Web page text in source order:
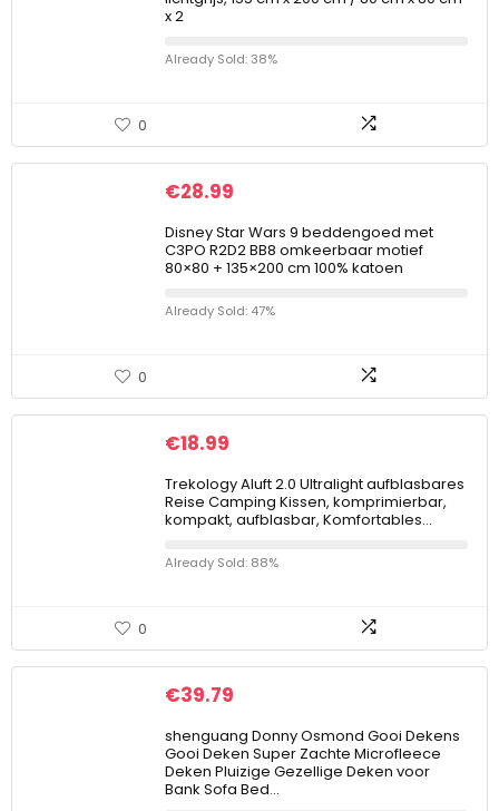
x 2
Already Sold: 38%
0
€28.99
Disney Star Wars 9 beddengoed met
C3PO R2D2 BB8 omkeerbaar motief
80×80 + 135×200 cm 100% katoen
Already Sold: 47%
0
€18.99
Trekology Aluft 2.0 Ultralight aufblasbares
Reise Camping Kissen, komprimierbar,
kompakt, aufblasbar, Komfortables…
Already Sold: 88%
0
€39.79
shenguang Donny Osmond Gooi Dekens
Gooi Deken Super Zachte Microfleece
Deken Pluizige Gezellige Deken voor
Bank Sofa Bed…